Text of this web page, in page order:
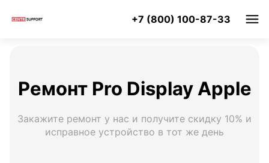
+7 (800) 100-87-33
Ремонт Pro Display Apple
Закажите ремонт у нас и получите скидку 10% и
исправное устройство в тот же день